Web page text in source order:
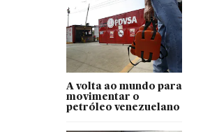
A volta ao mundo para
movimentar o
petróleo venezuelano